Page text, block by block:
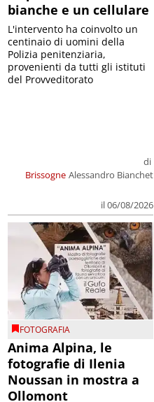
bianche e un cellulare
Brissogne
di
Alessandro Bianchet
il 06/08/2026
L'intervento ha coinvolto un
centinaio di uomini della
Polizia penitenziaria,
provenienti da tutti gli istituti
del Provveditorato
FOTOGRAFIA
Anima Alpina, le
fotografie di Ilenia
Noussan in mostra a
Ollomont